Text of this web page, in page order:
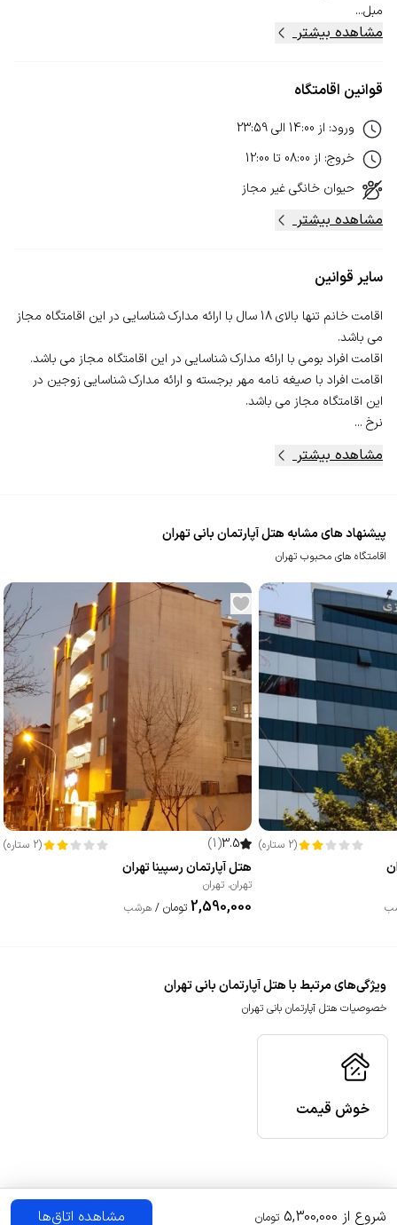
مبل...
مشاهده بیشتر
قوانین اقامتگاه
ورود: از 14:00 الی23:59
خروج: از 08:00 تا 12:00
حیوان خانگیغیر مجاز
مشاهده بیشتر
سایر قوانین
اقامت خانم تنها بالای 18 سال با ارائه مدارک شناسایی در این اقامتگاه مجاز
اقامت افراد با صیغه نامه مهر برجسته و ارائه مدارک شناسایی زوجین در
نرخ ...
مشاهده بیشتر
پیشنهاد های مشابه هتل آپارتمان بانی تهران
اقامتگاه های محبوب تهران
(
2 ستاره)
3.5
(
1
)
(
2 ستاره)
هتل آپارتمان رسپینا تهران
تهران، تهران
2,590,000 تومان / هرشب
ویژگی‌های مرتبط با هتل آپارتمان بانی تهران
خصوصیات هتل آپارتمان بانی تهران
خوش قیمت
شروع از 5,300,000 تومان مشاهده اتاق‌ها